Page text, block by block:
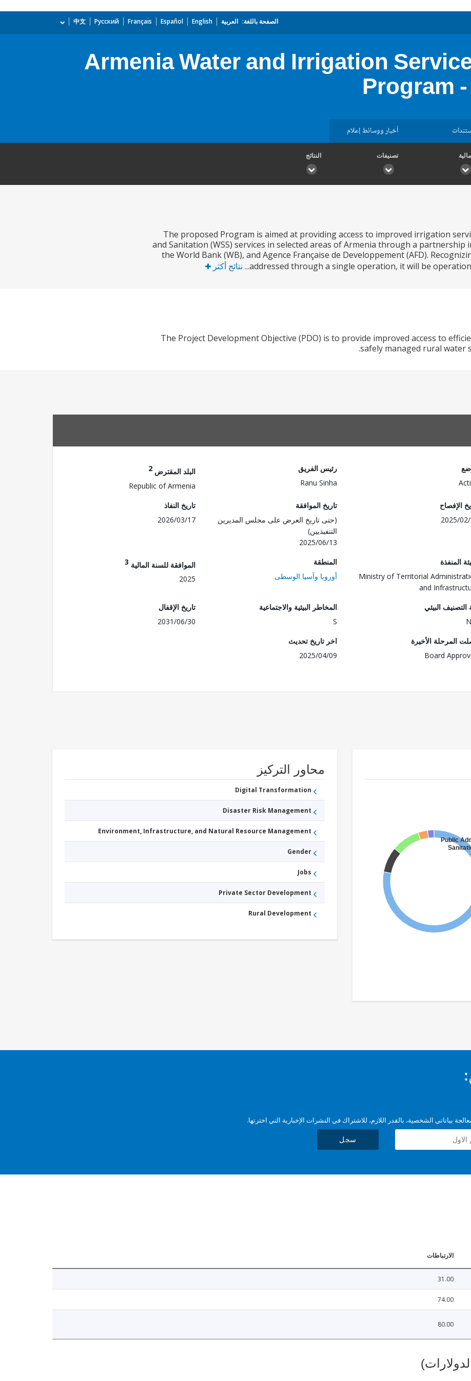
الصفحة باللغة: العربية English
Español
Français
Русский
中文
Armenia Water and Irrigation
Program
أخبار ووسائط إعلام
تصنيفات النتائج
The proposed Program is aimed at providing access to improved irrigation
and Sanitation (WSS) services in selected areas of Armenia through a partnership
the World Bank (WB), and Agence Française de Developpement (AFD).
addressed through a single operation, it will be
نتائج أكثر
The Project Development Objective (PDO) is to provide improved access to
safely managed rural water
رئيس الفريق
Ranu Sinha
البلد المقترض 2
Republic of Armenia
الإفصاح
2025/
تاريخ الموافقة
(حتى تاريخ العرض على مجلس المديرين
التنفيذيين)
2025/06/13
تاريخ النفاذ
2026/03/17
المنفذة
Ministry of Territorial
and
المنطقة
أوروبا وآسيا الوسطى
الموافقة للسنة المالية 3
2025
التصنيف البيئي
المخاطر البيئية والاجتماعية
S
تاريخ الإقفال
2031/06/30
المرحلة الأخيرة
Board
اخر تاريخ تحديث
2025/04/09
Public
محاور التركيز
Digital Transformation
Disaster Risk Management
Environment, Infrastructure, and Natural Resource Management
Gender
Jobs
Private Sector Development
Rural Development
بياناتي الشخصية، بالقدر اللازم، للاشتراك في النشرات الإخبارية التي اخترتها.
سجل
الارتباطات
31.00
74.00
80.00